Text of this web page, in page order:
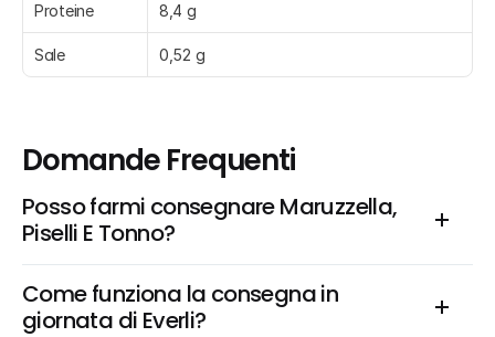
Proteine 8,4 g
Sale 0,52 g
Domande Frequenti
Posso farmi consegnare Maruzzella,
Piselli E Tonno?
Come funziona la consegna in
giornata di Everli?